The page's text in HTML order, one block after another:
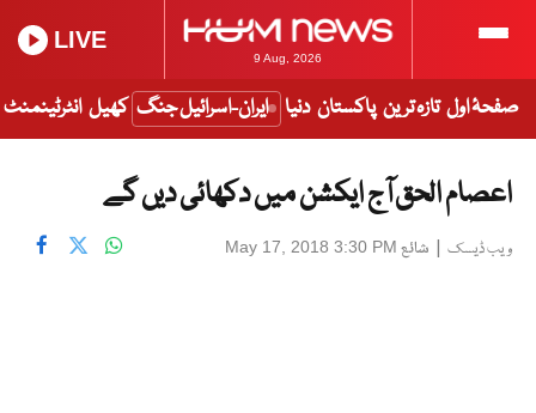
9 Aug, 2026
LIVE
صفحۂ اول تازہ ترین پاکستان دنیا ایران-اسرائیل جنگ کھیل انٹرٹینمنٹ
اعصام الحق آج ایکشن میں دکھائی دیں گے
ویب ڈیسک | شائع May 17, 2018 3:30 PM